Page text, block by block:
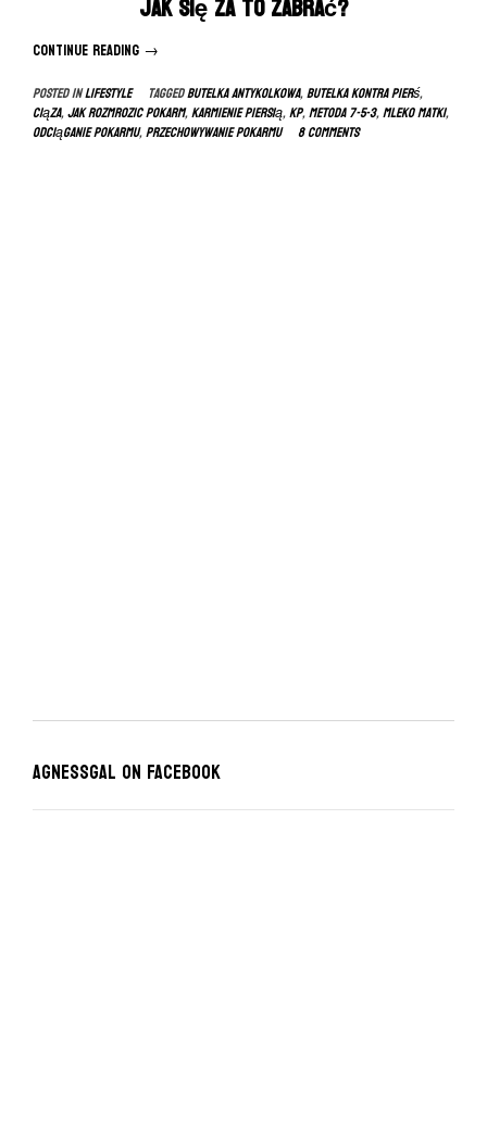
Continue reading “Odciąganie
przechowywanie
pokarmu”
→
Posted inLIFESTYLE Taggedbutelka antykolkowa,butelka kontra pierś,
ciąza,jak rozmrozic pokarm,karmienie piersią,kp,metoda 7-5-3,mleko matki,
odciąganie pokarmu,przechowywanie pokarmu 8 Comments
Agnessgal on Facebook